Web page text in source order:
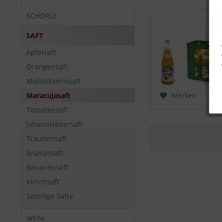
SCHORLE
SAFT
Apfelsaft
Orangensaft
Multivitaminsaft
Maracujasaft
Tomatensaft
Johannisbeersaft
Traubensaft
Ananassaft
Bananensaft
Kirschsaft
Sonstige Säfte
WEIN
Merken